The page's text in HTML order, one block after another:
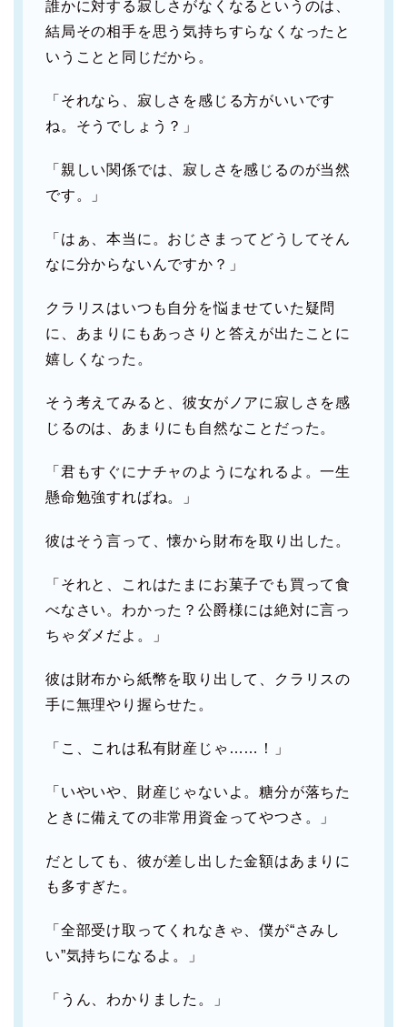
誰かに対する寂しさがなくなるというのは、
結局その相手を思う気持ちすらなくなったと
いうことと同じだから。
「それなら、寂しさを感じる方がいいです
ね。そうでしょう？」
「親しい関係では、寂しさを感じるのが当然
です。」
「はぁ、本当に。おじさまってどうしてそん
なに分からないんですか？」
クラリスはいつも自分を悩ませていた疑問
に、あまりにもあっさりと答えが出たことに
嬉しくなった。
そう考えてみると、彼女がノアに寂しさを感
じるのは、あまりにも自然なことだった。
「君もすぐにナチャのようになれるよ。一生
懸命勉強すればね。」
彼はそう言って、懐から財布を取り出した。
「それと、これはたまにお菓子でも買って食
べなさい。わかった？公爵様には絶対に言っ
ちゃダメだよ。」
彼は財布から紙幣を取り出して、クラリスの
手に無理やり握らせた。
「こ、これは私有財産じゃ……！」
「いやいや、財産じゃないよ。糖分が落ちた
ときに備えての非常用資金ってやつさ。」
だとしても、彼が差し出した金額はあまりに
も多すぎた。
「全部受け取ってくれなきゃ、僕が“さみし
い”気持ちになるよ。」
「うん、わかりました。」